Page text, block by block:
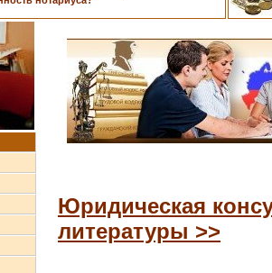
Юридическая
литературы >>